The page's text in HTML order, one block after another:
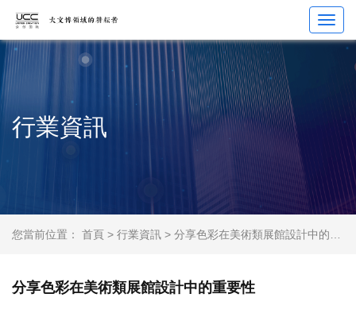
行業資訊
您當前位置： 首頁 > 行業資訊 > 分享色彩在美術類展館設計中的重要性
分享色彩在美術類展館設計中的重要性